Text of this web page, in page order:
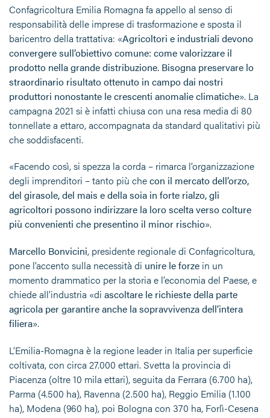
Confagricoltura Emilia Romagna fa appello al senso di
responsabilità delle imprese di trasformazione e sposta il
baricentro della trattativa: «Agricoltori e industriali devono
convergere sull’obiettivo comune: come valorizzare il
prodotto nella grande distribuzione. Bisogna preservare lo
straordinario risultato ottenuto in campo dai nostri
produttori nonostante le crescenti anomalie climatiche». La
campagna 2021 si è infatti chiusa con una resa media di 80
tonnellate a ettaro, accompagnata da standard qualitativi più
che soddisfacenti.
«Facendo così, si spezza la corda – rimarca l’organizzazione
degli imprenditori – tanto più checon il mercato dell’orzo,
del girasole, del mais e della soia in forte rialzo, gli
agricoltori possono indirizzare la loro scelta verso colture
più convenienti che presentino il minor rischio».
Marcello Bonvicini, presidente regionale di Confagricoltura,
pone l’accento sulla necessità di unire le forze in un
momento drammatico per la storia e l’economia del Paese, e
chiede all’industria «di ascoltare le richieste della parte
agricola per garantire anche la sopravvivenza dell’intera
filiera».
L’Emilia-Romagna è la regione leader in Italia per superficie
coltivata, con circa 27.000 ettari. Svetta la provincia di
Piacenza (oltre 10 mila ettari), seguita da Ferrara (6.700 ha),
Parma (4.500 ha), Ravenna (2.500 ha), Reggio Emilia (1.100
ha), Modena (960 ha), poi Bologna con 370 ha, Forlì-Cesena